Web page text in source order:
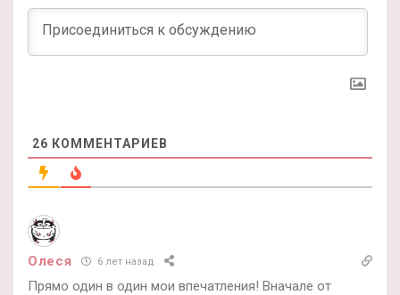
26 КОММЕНТАРИЕВ
Олеся 6 лет назад
Прямо один в один мои впечатления! Вначале от